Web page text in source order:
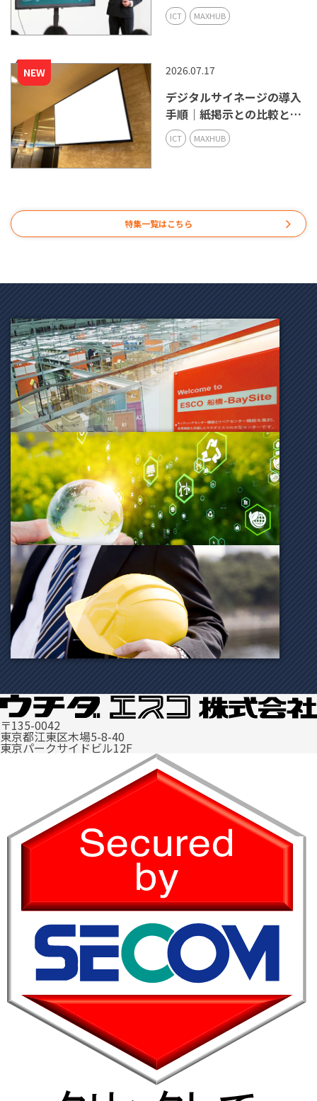
ポイントを解説
ICT MAXHUB
2026.07.17
デジタルサイネージの導入
手順｜紙掲示との比較と選
び方
ICT MAXHUB
特集一覧はこちら
ESCO 船橋-BaySite
サステナビリティビジョン
工事パートナー会社様募集
〒135-0042
東京都江東区木場5-8-40
東京パークサイドビル12F